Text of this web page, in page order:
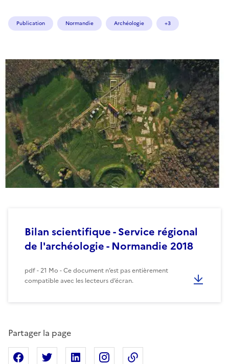
Publication Normandie Archéologie +3
Bilan scientifique - Service régional
de l'archéologie - Normandie 2018
pdf - 21 Mo - Ce document n’est pas entièrement
compatible avec les lecteurs d’écran.
Partager la page
Partager sur Facebook
Partager sur XPartager sur Linkedin
Partager sur Instagram